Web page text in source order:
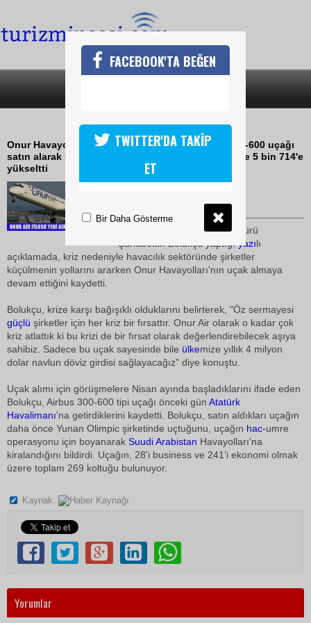
ONUR AİR AİRBUS 300-600 ALDI
Onur Havayolları, filosuna yeni bir adet Airbus 300-600 uçağı
satın alarak uçak sayısı 25'e, koltuk kapasitesini de 5 bin 714'e
yükseltti
Onur Havayolları Genel Müdürü
Şahabettin Bolukçu yaptığıyazılı
açıklamada, kriz nedeniyle havacılık sektöründe şirketler
küçülmenin yollarını ararken Onur Havayolları'nın uçak almaya
devam ettiğini kaydetti.
Bolukçu, krize karşı bağışıklı olduklarını belirterek, "Öz sermayesi
güçlü şirketler için her kriz bir fırsattır. Onur Air olarak o kadar çok
kriz atlattık ki bu krizi de bir fırsat olarak değerlendirebilecek aşıya
sahibiz. Sadece bu uçak sayesinde bile ülkemize yıllık 4 milyon
dolar navlun döviz girdisi sağlayacağız" diye konuştu.
Uçak alımı için görüşmelere Nisan ayında başladıklarını ifade eden
Bolukçu, Airbus 300-600 tipi uçağı önceki gün Atatürk
Havalimanı'na getirdiklerini kaydetti. Bolukçu, satın aldıkları uçağın
daha önce Yunan Olimpic şirketinde uçtuğunu, uçağın hac-umre
operasyonu için boyanarak Suudi Arabistan Havayolları'na
kiralandığını bildirdi. Uçağın, 28'i business ve 241'i ekonomi olmak
üzere toplam 269 koltuğu bulunuyor.
Kaynak:
Yorumlar
FACEBOOK'TA BEĞEN
TWITTER'DA TAKİP
ET
Bir Daha Gösterme